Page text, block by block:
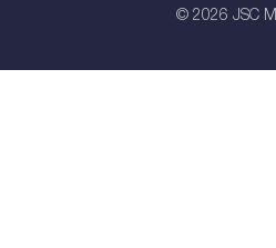
© 2026 JSC